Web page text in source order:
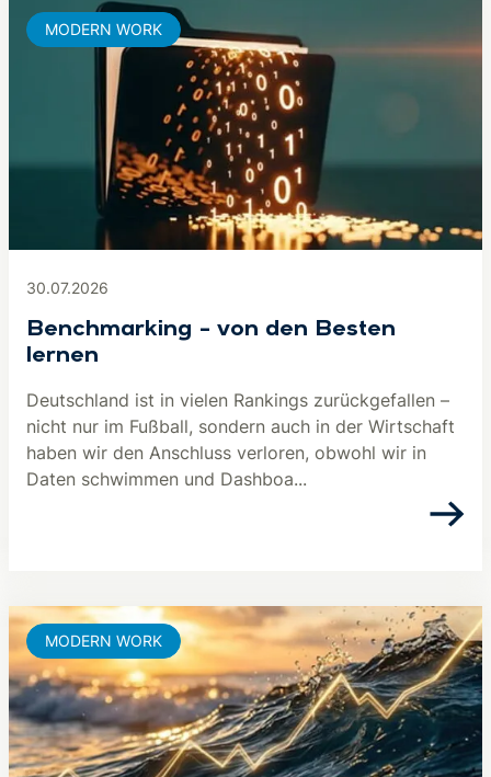
30.07.2026
Benchmarking – von den Besten
lernen
Deutschland ist in vielen Rankings zurückgefallen –
nicht nur im Fußball, sondern auch in der Wirtschaft
haben wir den Anschluss verloren, obwohl wir in
Daten schwimmen und Dashboa...
MODERN WORK
MODERN WORK